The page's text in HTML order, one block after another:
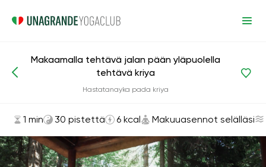
Asanat ja harjoitukset Makuuasennot selälläsi
Makaamalla tehtävä jalan pään yläpuolella
tehtävä kriya
Hastatanayka pada kriya
1 min 30 pistettä 6 kcal Makuuasennot selälläsi